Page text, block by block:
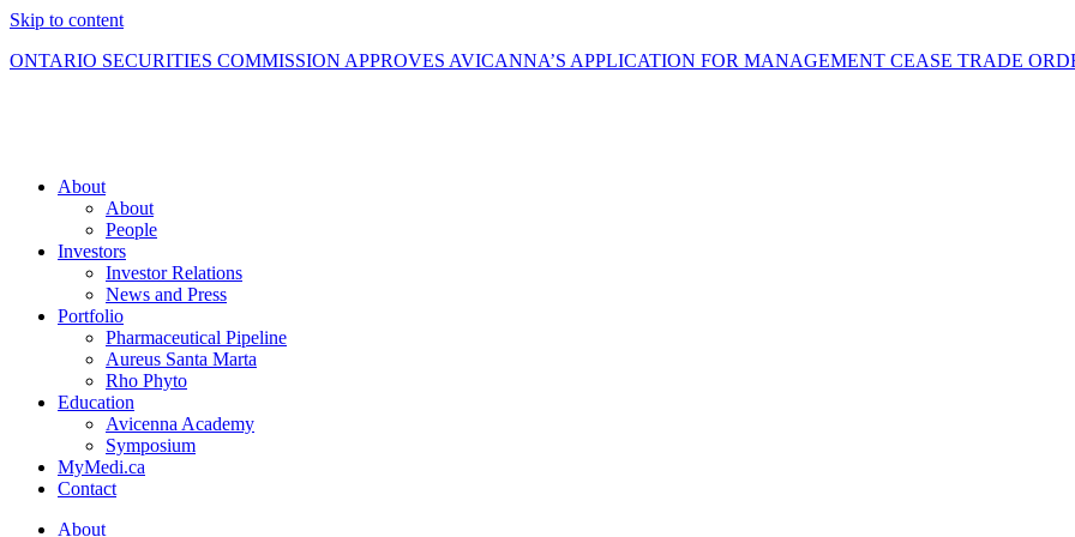
Skip to content
ONTARIO SECURITIES COMMISSION APPROVES AVICANNA’S APPLICATION FOR MANAGEMENT CEASE TRADE
About
About
People
Investors
Investor Relations
News and Press
Portfolio
Pharmaceutical Pipeline
Aureus Santa Marta
Rho Phyto
Education
Avicenna Academy
Symposium
MyMedi.ca
Contact
About